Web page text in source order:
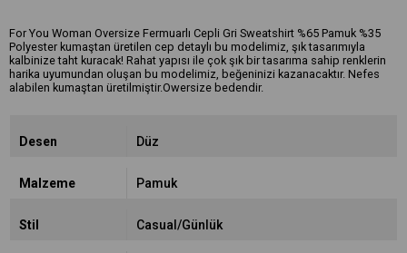
For You Woman Oversize Fermuarlı Cepli Gri Sweatshirt %65 Pamuk %35
Polyester kumaştan üretilen cep detaylı bu modelimiz, şık tasarımıyla
kalbinize taht kuracak! Rahat yapısı ile çok şık bir tasarıma sahip renklerin
harika uyumundan oluşan bu modelimiz, beğeninizi kazanacaktır. Nefes
alabilen kumaştan üretilmiştir.Owersize bedendir.
Desen Düz
Malzeme Pamuk
Stil Casual/Günlük